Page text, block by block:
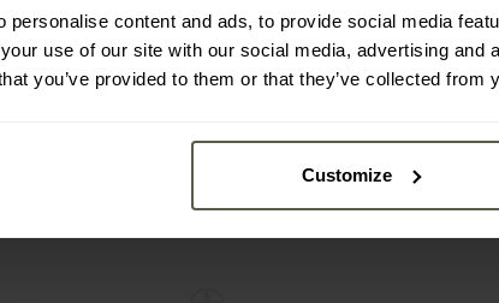
personalise content and ads, to provide social media
use of our site with our social media, advertising and
you’ve provided to them or that they’ve collected from
Customize
LRF
Expediere:Produs
Expediere:Produs
indisponibil